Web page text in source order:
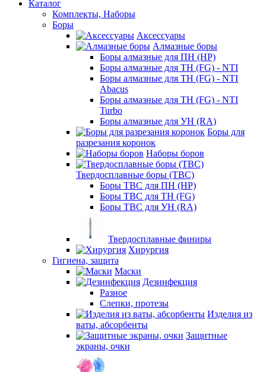
Каталог
Комплекты, Наборы
Боры
Аксессуары
Алмазные боры
Боры алмазные для ПН (HP)
Боры алмазные для ТН (FG) - NTI
Боры алмазные для ТН (FG) - NTI
Abacus
Боры алмазные для ТН (FG) - NTI
Turbo
Боры алмазные для УН (RA)
Боры для
разрезания коронок
Наборы боров
Твердосплавные боры (ТВС)
Боры ТВС для ПН (HP)
Боры ТВС для ТН (FG)
Боры ТВС для УН (RA)
Твердосплавные финиры
Хирургия
Гигиена, защита
Маски
Дезинфекция
Разное
Слепки, протезы
Изделия из
ваты, абсорбенты
Защитные
экраны, очки